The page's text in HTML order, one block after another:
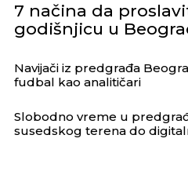
7 načina da
godišnjicu u
Navijači iz predgrađa
fudbal kao analitičari
Slobodno vreme u
susedskog terena do